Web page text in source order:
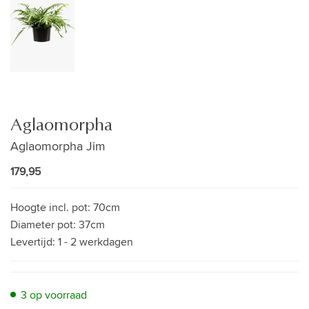
Aglaomorpha
Aglaomorpha Jim
179,95
Hoogte incl. pot: 70cm
Diameter pot: 37cm
Levertijd: 1 - 2 werkdagen
3 op voorraad